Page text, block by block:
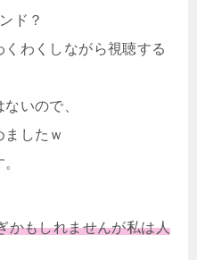
ド？
わくしながら視聴する
いので、
したｗ
かもしれませんが私は人